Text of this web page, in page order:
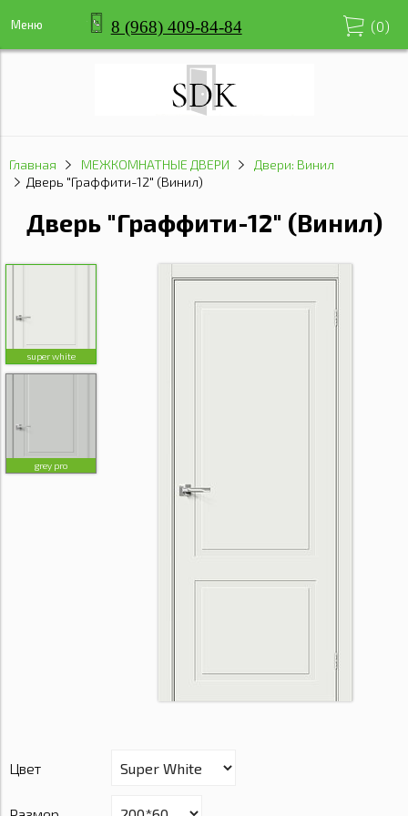
Меню 8 (968) 409-84-84 (0)
Главная МЕЖКОМНАТНЫЕ ДВЕРИ
Двери: Винил
Дверь "Граффити-12" (Винил)
Дверь "Граффити-12" (Винил)
super white
grey pro
Цвет